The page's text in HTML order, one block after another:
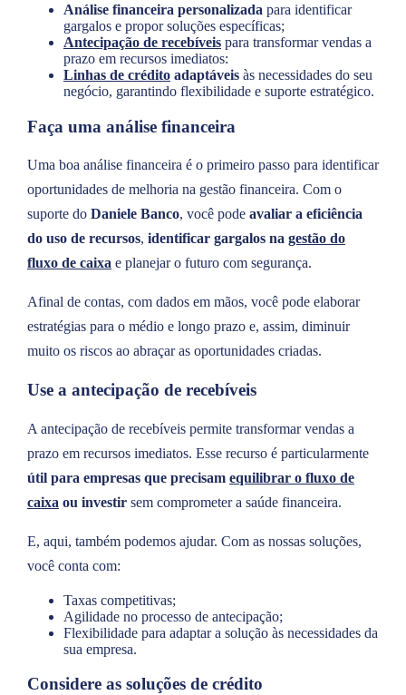
Análise financeira personalizada para identificar
gargalos e propor soluções específicas;
Antecipação de recebíveis para transformar vendas a
prazo em recursos imediatos:
Linhas de crédito adaptáveis às necessidades do seu
negócio, garantindo flexibilidade e suporte estratégico.
Faça uma análise financeira
Uma boa análise financeira é o primeiro passo para identificar
oportunidades de melhoria na gestão financeira. Com o
suporte do Daniele Banco, você pode avaliar a eficiência
do uso de recursos, identificar gargalos na gestão do
fluxo de caixa e planejar o futuro com segurança.
Afinal de contas, com dados em mãos, você pode elaborar
estratégias para o médio e longo prazo e, assim, diminuir
muito os riscos ao abraçar as oportunidades criadas.
Use a antecipação de recebíveis
A antecipação de recebíveis permite transformar vendas a
prazo em recursos imediatos. Esse recurso é particularmente
útil para empresas que precisam equilibrar o fluxo de
caixa ou investir sem comprometer a saúde financeira.
E, aqui, também podemos ajudar. Com as nossas soluções,
você conta com:
Taxas competitivas;
Agilidade no processo de antecipação;
Flexibilidade para adaptar a solução às necessidades da
sua empresa.
Considere as soluções de crédito